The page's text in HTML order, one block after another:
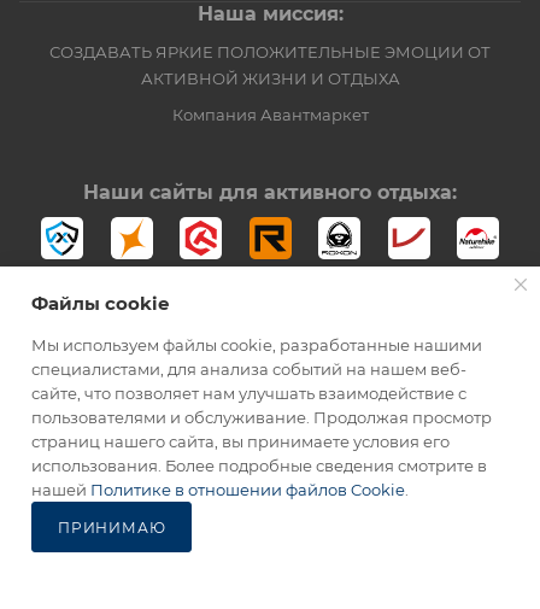
Наша миссия:
СОЗДАВАТЬ ЯРКИЕ ПОЛОЖИТЕЛЬНЫЕ ЭМОЦИИ ОТ
АКТИВНОЙ ЖИЗНИ И ОТДЫХА
Компания Авантмаркет
Наши сайты для активного отдыха:
2012-2026 © Официальный дистрибьютор Opinel в России
Файлы cookie
Мы используем файлы cookie, разработанные нашими
специалистами, для анализа событий на нашем веб-
сайте, что позволяет нам улучшать взаимодействие с
пользователями и обслуживание. Продолжая просмотр
страниц нашего сайта, вы принимаете условия его
использования. Более подробные сведения смотрите в
нашей Политике в отношении файлов Cookie
ПРИНИМАЮ
Каталог
Избранные